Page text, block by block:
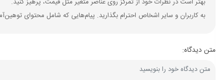
به کاربران و سایر اشخاص احترام بگذارید. پیام‌هایی که شامل محتوای
متن دیدگاه: